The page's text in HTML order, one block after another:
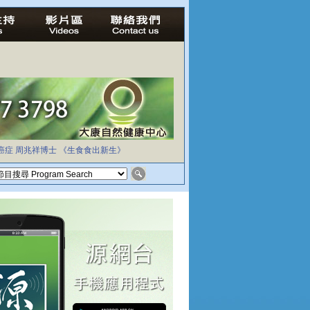
症 周兆祥博士 《生食食出新生》